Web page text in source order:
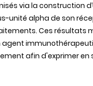
via la construction
unité alpha de son
Ces résultats
agent
afin d'exprimer en